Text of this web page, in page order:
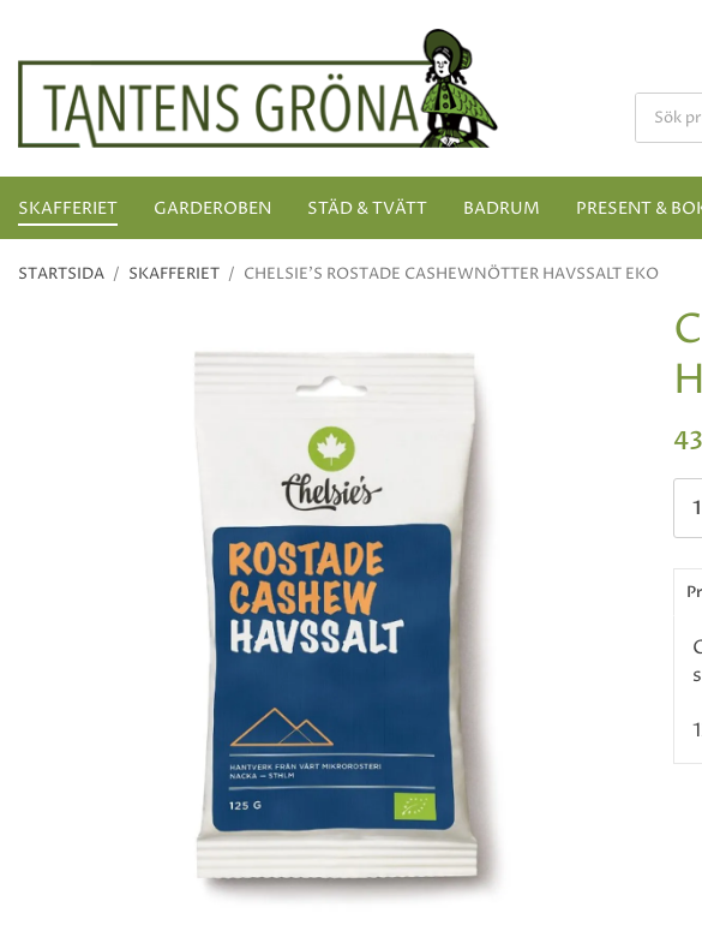
SKAFFERIET GARDEROBEN STÄD & TVÄTT BADRUM PRESENT &
STARTSIDA / SKAFFERIET / CHELSIE'S ROSTADE CASHEWNÖTTER HAVSSALT EKO